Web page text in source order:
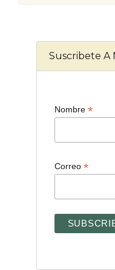
Suscribete
Nombre *
Correo *